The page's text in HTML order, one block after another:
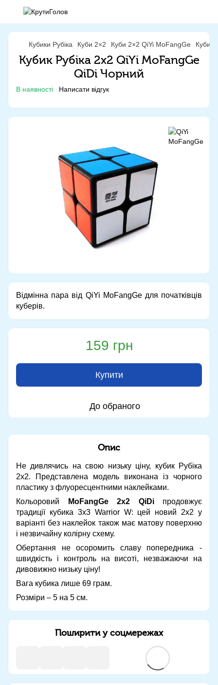
Кубики Рубіка Куби 2×2 Куби 2×2 QiYi MoFangGe Кубик
Кубик Рубіка 2x2 QiYi MoFangGe
QiDi Чорний
В наявності Написати відгук
Відмінна пара від QiYi MoFangGe для початківців
куберів.
159 грн
Купити
До обраного
Опис
Не дивлячись на свою низьку ціну, кубик Рубіка
2х2. Представлена ​​модель виконана із чорного
пластику з флуоресцентними наклейками.
Кольоровий
MoFangGe 2x2 QiDiпродовжує
традиції кубика 3х3 Warrior W: цей новий 2х2 у
варіанті без наклейок також має матову поверхню
і незвичайну колірну схему.
Обертання не осоромить славу попередника -
швидкість і контроль на висоті, незважаючи на
дивовижно низьку ціну!
Вага кубика лише 69 грам.
Розміри – 5 на 5 см.
Поширити у соцмережах